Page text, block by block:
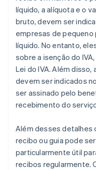
líquido, a alíquota e o
bruto, devem ser
empresas de
líquido. No entanto,
sobre a isenção do
Lei do IVA. Além disso,
devem ser indicados
ser assinado pelo
recebimento do
Além desses detalhes
recibo ou guia pode
particularmente útil
recibos regularmente.